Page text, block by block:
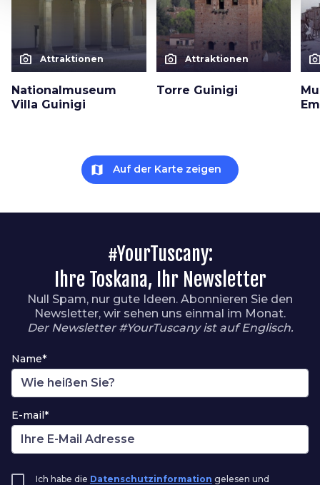
photo_camera Attraktionen
Nationalmuseum
Villa Guinigi
photo_camera Attraktionen
Torre Guinigi
map Auf der Karte zeigen
#YourTuscany:
Ihre Toskana, Ihr Newsletter
Null Spam, nur gute Ideen. Abonnieren Sie den
Newsletter, wir sehen uns einmal im Monat.
Der Newsletter #YourTuscany ist auf Englisch.
Name*
E-mail*
Ich habe die Datenschutzinformation gelesen und